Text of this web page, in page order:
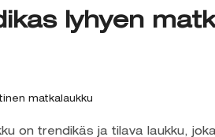
lyhyen
matkalaukku
on trendikäs ja tilava laukku,